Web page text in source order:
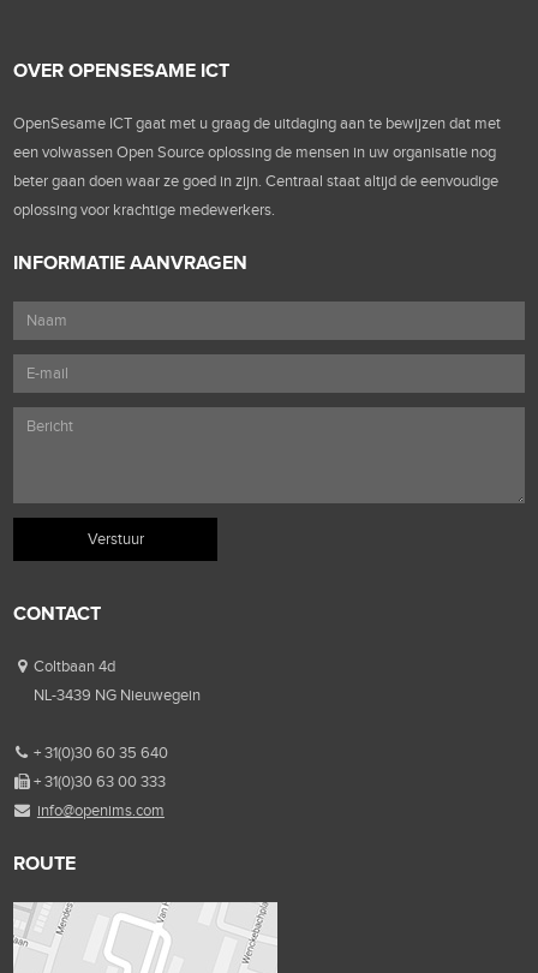
OVER OPENSESAME ICT
OpenSesame ICT gaat met u graag de uitdaging aan te bewijzen dat met
een volwassen Open Source oplossing de mensen in uw organisatie nog
beter gaan doen waar ze goed in zijn. Centraal staat altijd de eenvoudige
oplossing voor krachtige medewerkers.
INFORMATIE AANVRAGEN
CONTACT
Coltbaan 4d
NL-3439 NG Nieuwegein
+ 31(0)30 60 35 640
+ 31(0)30 63 00 333
info@openims.com
ROUTE